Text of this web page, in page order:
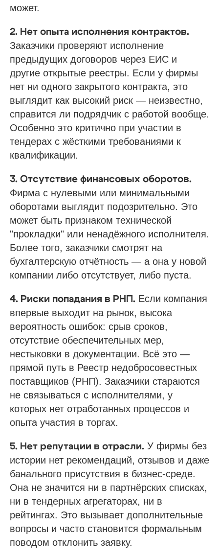
может.
2. Нет опыта исполнения контрактов.
Заказчики проверяют исполнение
предыдущих договоров через ЕИС и
другие открытые реестры. Если у фирмы
нет ни одного закрытого контракта, это
выглядит как высокий риск — неизвестно,
справится ли подрядчик с работой вообще.
Особенно это критично при участии в
тендерах с жёсткими требованиями к
квалификации.
3. Отсутствие финансовых оборотов.
Фирма с нулевыми или минимальными
оборотами выглядит подозрительно. Это
может быть признаком технической
"прокладки" или ненадёжного исполнителя.
Более того, заказчики смотрят на
бухгалтерскую отчётность — а она у новой
компании либо отсутствует, либо пуста.
4. Риски попадания в РНП. Если компания
впервые выходит на рынок, высока
вероятность ошибок: срыв сроков,
отсутствие обеспечительных мер,
нестыковки в документации. Всё это —
прямой путь в Реестр недобросовестных
поставщиков (РНП). Заказчики стараются
не связываться с исполнителями, у
которых нет отработанных процессов и
опыта участия в торгах.
5. Нет репутации в отрасли. У фирмы без
истории нет рекомендаций, отзывов и даже
банального присутствия в бизнес-среде.
Она не значится ни в партнёрских списках,
ни в тендерных агрегаторах, ни в
рейтингах. Это вызывает дополнительные
вопросы и часто становится формальным
поводом отклонить заявку.